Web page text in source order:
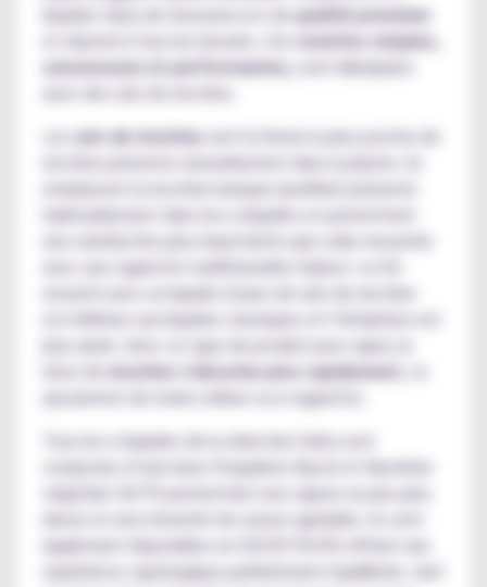
qualité premium
recettes simples,
savoureuses et performantes,
sels de nicotine sont la forme la plus proche de
remplacent la nicotine basique (purifiée) présente
une satisfaction plus importante que celle ressentie
avec une cigarette traditionnelle (tabac). Le hit
ressenti avec un liquide à base de sels de nicotine
est inférieur aux liquides classiques et l’inhalation est
nicotine s’absorbe plus rapidement
qui permet de moins utiliser sa e-cigarette.
Tous les e-liquides de la sélection Salty sont
composés d’une base Propylène Glycol et Glycérine
végétale 30/70 permettant une vapeur un peu plus
également disponibles en 50/50 PG/VG offrant une
expérience vapologique parfaitement équilibrée, tant